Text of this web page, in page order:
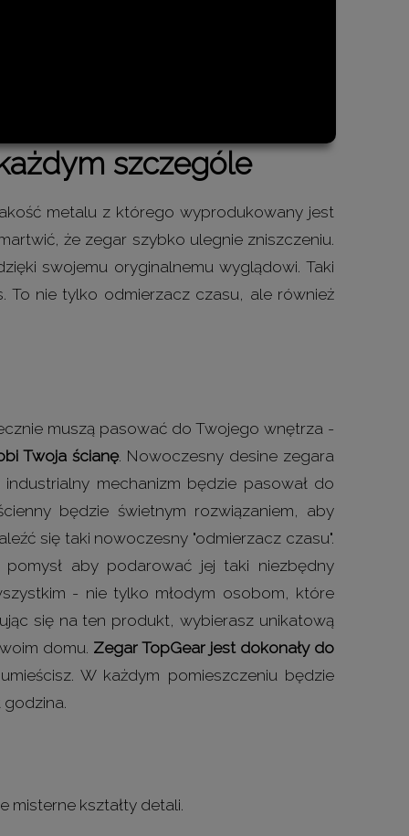
szczególe
metalu z którego wyprodukowany jest
że zegar szybko ulegnie zniszczeniu.
swojemu oryginalnemu wyglądowi. Taki
nie tylko odmierzacz czasu, ale również
muszą pasować do Twojego wnętrza -
Twoja ścianę. Nowoczesny desine zegara
mechanizm będzie pasował do
będzie świetnym rozwiązaniem, aby
się taki nowoczesny "odmierzacz czasu".
pomysł aby podarować jej taki niezbędny
- nie tylko młodym osobom, które
się na ten produkt, wybierasz unikatową
domu. Zegar TopGear jest dokonały do
W każdym pomieszczeniu będzie
misterne kształty detali.